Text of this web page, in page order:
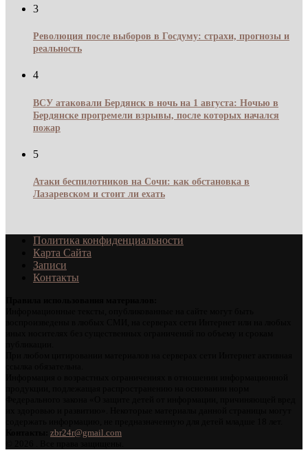
3
Революция после выборов в Госдуму: страхи, прогнозы и
реальность
4
ВСУ атаковали Бердянск в ночь на 1 августа: Ночью в
Бердянске прогремели взрывы, после которых начался
пожар
5
Атаки беспилотников на Сочи: как обстановка в
Лазаревском и стоит ли ехать
Политика конфиденциальности
Карта Сайта
Записи
Контакты
zbr24r@gmail.com